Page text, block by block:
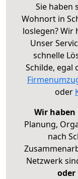
Sie haben
Wohnort in
loslegen? Wir
Unser
schnelle
Schilde, egal
oder
Wir
Planung,
nach
Netzwerk
oder